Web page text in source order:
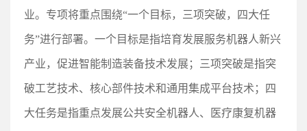
业。专项将重点围绕“一个目标，三项突破，四大任
务”进行部署。一个目标是指培育发展服务机器人新兴
产业，促进智能制造装备技术发展；三项突破是指突
破工艺技术、核心部件技术和通用集成平台技术；四
大任务是指重点发展公共安全机器人、医疗康复机器